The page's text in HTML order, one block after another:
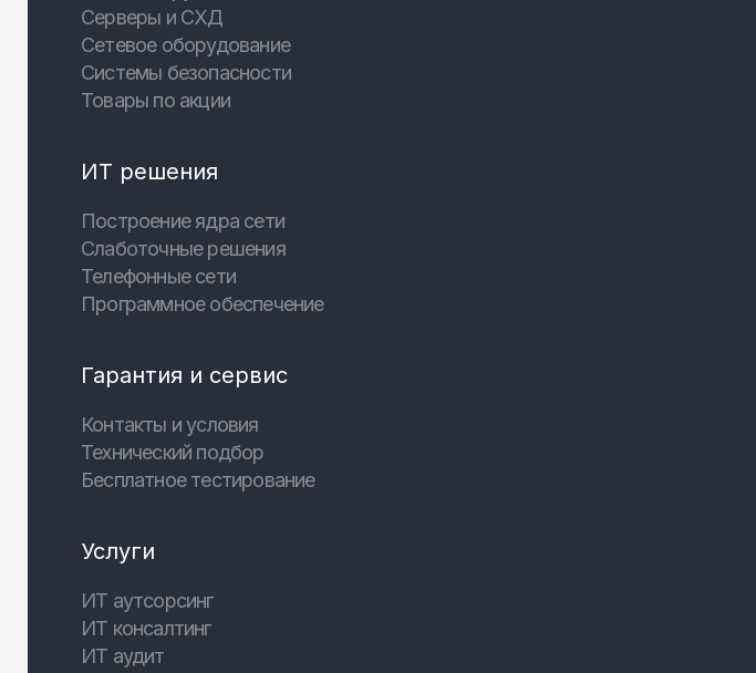
Серверы и СХД
Сетевое оборудование
Системы безопасности
Товары по акции
ИТ решения
Построение ядра сети
Слаботочные решения
Телефонные сети
Программное обеспечение
Гарантия и сервис
Контакты и условия
Технический подбор
Бесплатное тестирование
Услуги
ИТ аутсорсинг
ИТ консалтинг
ИТ аудит